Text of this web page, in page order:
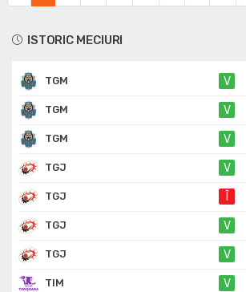
ISTORIC MECIURI
TGM V
TGM V
TGM V
TGJ V
TGJ
TGJ V
TGJ V
TIM V